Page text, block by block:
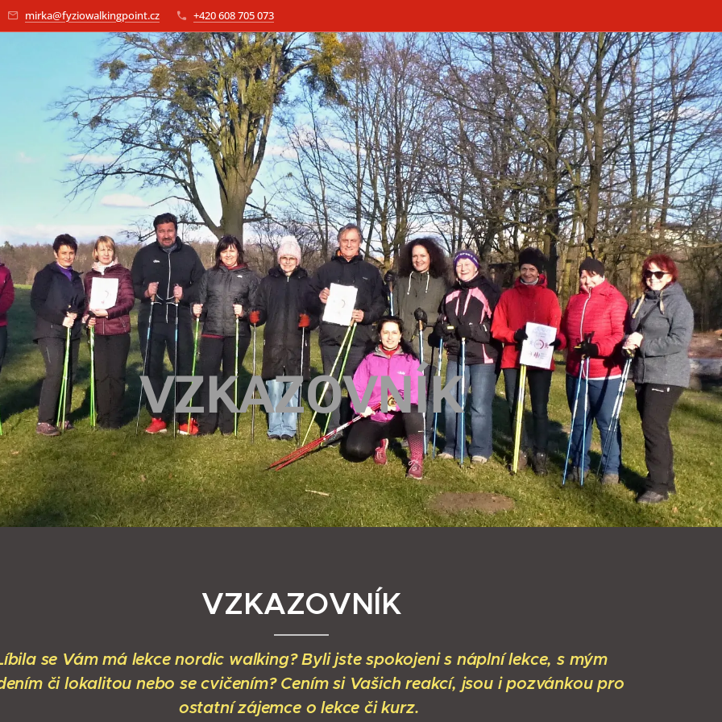
mirka@fyziowalkingpoint.cz +420 608 705 073
VZKAZOVNÍK
VZKAZOVNÍK
se Vám má lekce nordic walking? Byli jste spokojeni s náplní lekce, s mým
či lokalitou nebo se cvičením? Cením si Vašich reakcí, jsou i pozvánkou pro
ostatní zájemce o lekce či kurz.